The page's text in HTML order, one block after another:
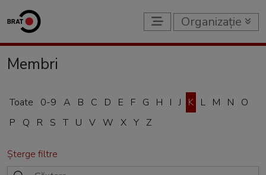
Organizație
Membri
Toate 0-9 A B C D E F G H I J K L M N
O
P
Q R S T U V W X Y Z
Șterge filtre